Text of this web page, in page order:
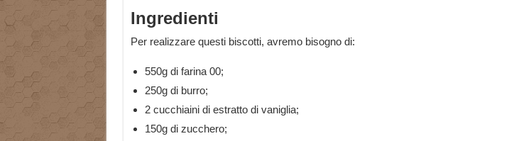
Ingredienti
Per realizzare questi biscotti, avremo bisogno di:
550g di farina 00;
250g di burro;
2 cucchiaini di estratto di vaniglia;
150g di zucchero;